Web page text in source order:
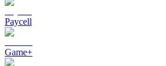
Paycell
Game+